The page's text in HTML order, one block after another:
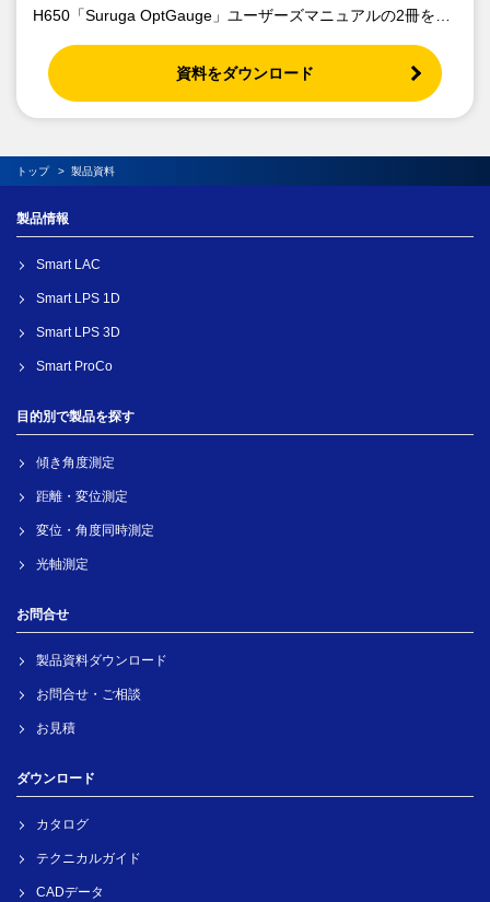
H650「Suruga OptGauge」ユーザーズマニュアルの2冊をダ
ウンロードいただけます。
資料をダウンロード
トップ 製品資料
製品情報
Smart LAC
Smart LPS 1D
Smart LPS 3D
Smart ProCo
目的別で製品を探す
傾き角度測定
距離・変位測定
変位・角度同時測定
光軸測定
お問合せ
製品資料ダウンロード
お問合せ・ご相談
お見積
ダウンロード
カタログ
テクニカルガイド
CADデータ